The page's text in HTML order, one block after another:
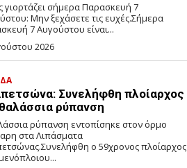
γιορτάζει σήμερα Παρασκευή 7
Μην ξεχάσετε τις ευχές.Σήμερα
7 Αυγούστου είναι...
2026
Συνελήφθη πλοίαρχος
ρύπανση
ρύπανση εντοπίσηκε στον όρμο
στα Λιπάσματα
ο 59χρονος πλοίαρχος